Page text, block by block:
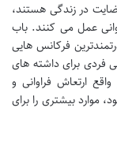
رضایت در زندگی هستند،
عمل می کنند. باب
فرکانس هایی
فردی برای داشته های
ارتعاش فراوانی و
موارد بیشتری را برای